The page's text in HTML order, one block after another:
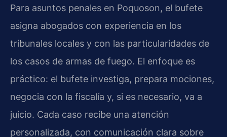
Para asuntos penales en Poquoson, el bufete
asigna abogados con experiencia en los
tribunales locales y con las particularidades de
los casos de armas de fuego. El enfoque es
práctico: el bufete investiga, prepara mociones,
negocia con la fiscalía y, si es necesario, va a
juicio. Cada caso recibe una atención
personalizada, con comunicación clara sobre